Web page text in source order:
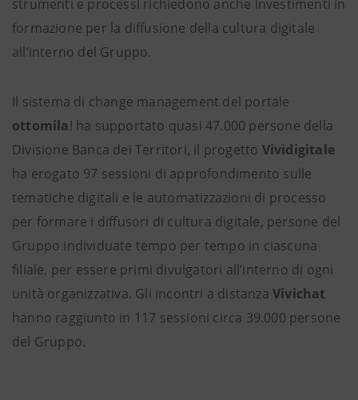
strumenti e processi richiedono anche investimenti in
formazione per la diffusione della cultura digitale
all’interno del Gruppo.
Il sistema di change management del portale
ottomila! ha supportato quasi 47.000 persone della
Divisione Banca dei Territori, il progetto Vividigitale
ha erogato 97 sessioni di approfondimento sulle
tematiche digitali e le automatizzazioni di processo
per formare i diffusori di cultura digitale, persone del
Gruppo individuate tempo per tempo in ciascuna
filiale, per essere primi divulgatori all’interno di ogni
unità organizzativa. Gli incontri a distanzaVivichat
hanno raggiunto in 117 sessioni circa 39.000 persone
del Gruppo.